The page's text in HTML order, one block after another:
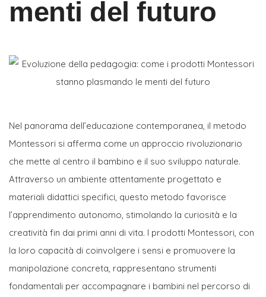
menti del futuro
Nel panorama dell’educazione contemporanea, il metodo
Montessori si afferma come un approccio rivoluzionario
che mette al centro il bambino e il suo sviluppo naturale.
Attraverso un ambiente attentamente progettato e
materiali didattici specifici, questo metodo favorisce
l’apprendimento autonomo, stimolando la curiosità e la
creatività fin dai primi anni di vita. I prodotti Montessori, con
la loro capacità di coinvolgere i sensi e promuovere la
manipolazione concreta, rappresentano strumenti
fondamentali per accompagnare i bambini nel percorso di